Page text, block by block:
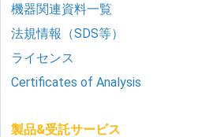
機器関連資料一覧
法規情報（SDS等）
ライセンス
Certificates of Analysis
製品&受託サービス